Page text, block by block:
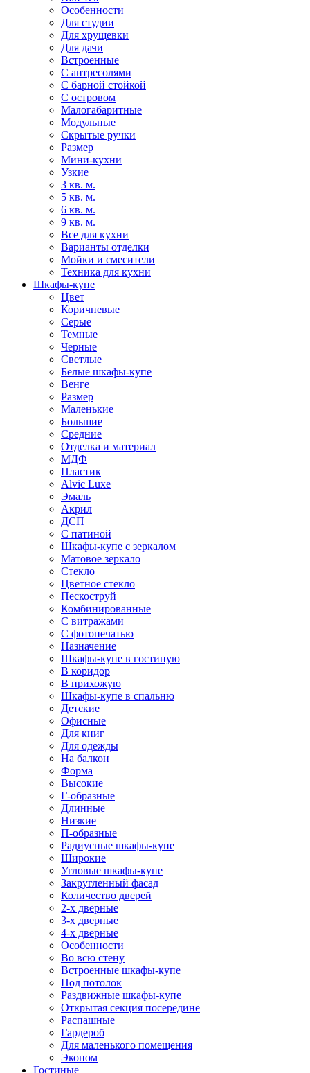
Особенности
Для студии
Для хрущевки
Для дачи
Встроенные
С антресолями
С барной стойкой
С островом
Малогабаритные
Модульные
Скрытые ручки
Размер
Мини-кухни
Узкие
3 кв. м.
5 кв. м.
6 кв. м.
9 кв. м.
Все для кухни
Варианты отделки
Мойки и смесители
Техника для кухни
Шкафы-купе
Цвет
Коричневые
Серые
Темные
Черные
Светлые
Белые шкафы-купе
Венге
Размер
Маленькие
Большие
Средние
Отделка и материал
МДФ
Пластик
Alvic Luxe
Эмаль
Акрил
ДСП
С патиной
Шкафы-купе с зеркалом
Матовое зеркало
Стекло
Цветное стекло
Пескоструй
Комбинированные
С витражами
С фотопечатью
Назначение
Шкафы-купе в гостиную
В коридор
В прихожую
Шкафы-купе в спальню
Детские
Офисные
Для книг
Для одежды
На балкон
Форма
Высокие
Г-образные
Длинные
Низкие
П-образные
Радиусные шкафы-купе
Широкие
Угловые шкафы-купе
Закругленный фасад
Количество дверей
2-х дверные
3-х дверные
4-х дверные
Особенности
Во всю стену
Встроенные шкафы-купе
Под потолок
Раздвижные шкафы-купе
Открытая секция посередине
Распашные
Гардероб
Для маленького помещения
Эконом
Гостиные